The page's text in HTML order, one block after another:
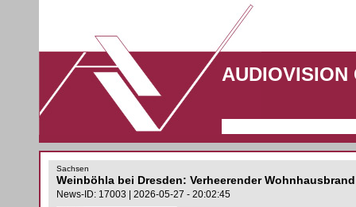
AUDIOVISION
Sachsen
Weinböhla bei Dresden: Verheerender Wohnhausbrand
News-ID: 17003 | 2026-05-27 - 20:02:45